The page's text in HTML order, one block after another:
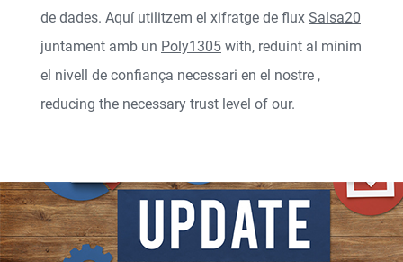
de dades. Aquí utilitzem el xifratge de flux Salsa20
juntament amb un Poly1305 with, reduint al mínim
el nivell de confiança necessari en el nostre ,
reducing the necessary trust level of our.